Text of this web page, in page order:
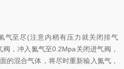
气至尽(注意内稍有压力就关闭排气
，冲入氮气至0.2Mpa关闭进气阀，
的混合气体，将尽时重新输入氮气，